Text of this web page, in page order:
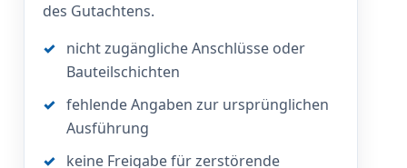
des Gutachtens.
nicht zugängliche Anschlüsse oder
Bauteilschichten
fehlende Angaben zur ursprünglichen
Ausführung
keine Freigabe für zerstörende